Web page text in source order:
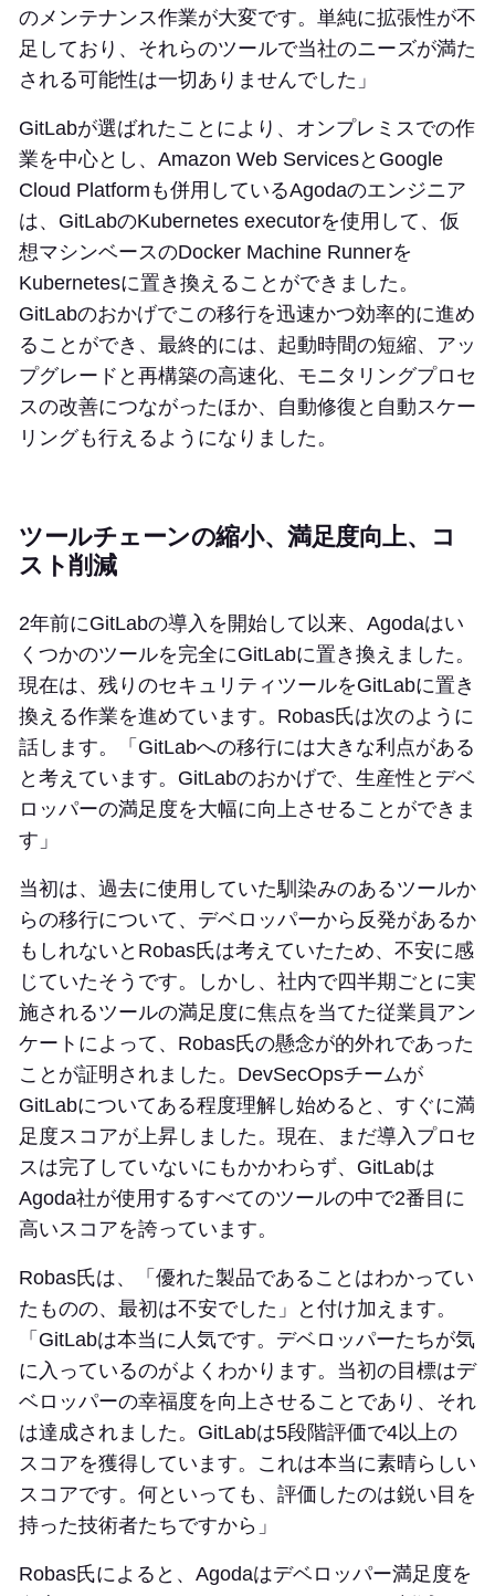
のメンテナンス作業が大変です。単純に拡張性が不
足しており、それらのツールで当社のニーズが満た
される可能性は一切ありませんでした」
GitLabが選ばれたことにより、オンプレミスでの作
業を中心とし、Amazon Web ServicesとGoogle
Cloud Platformも併用しているAgodaのエンジニア
は、GitLabのKubernetes executorを使用して、仮
想マシンベースのDocker Machine Runnerを
Kubernetesに置き換えることができました。
GitLabのおかげでこの移行を迅速かつ効率的に進め
ることができ、最終的には、起動時間の短縮、アッ
プグレードと再構築の高速化、モニタリングプロセ
スの改善につながったほか、自動修復と自動スケー
リングも行えるようになりました。
ツールチェーンの縮小、満足度向上、コ
スト削減
2年前にGitLabの導入を開始して以来、Agodaはい
くつかのツールを完全にGitLabに置き換えました。
現在は、残りのセキュリティツールをGitLabに置き
換える作業を進めています。Robas氏は次のように
話します。「GitLabへの移行には大きな利点がある
と考えています。GitLabのおかげで、生産性とデベ
ロッパーの満足度を大幅に向上させることができま
す」
当初は、過去に使用していた馴染みのあるツールか
らの移行について、デベロッパーから反発があるか
もしれないとRobas氏は考えていたため、不安に感
じていたそうです。しかし、社内で四半期ごとに実
施されるツールの満足度に焦点を当てた従業員アン
ケートによって、Robas氏の懸念が的外れであった
ことが証明されました。DevSecOpsチームが
GitLabについてある程度理解し始めると、すぐに満
足度スコアが上昇しました。現在、まだ導入プロセ
スは完了していないにもかかわらず、GitLabは
Agoda社が使用するすべてのツールの中で2番目に
高いスコアを誇っています。
Robas氏は、「優れた製品であることはわかってい
たものの、最初は不安でした」と付け加えます。
「GitLabは本当に人気です。デベロッパーたちが気
に入っているのがよくわかります。当初の目標はデ
ベロッパーの幸福度を向上させることであり、それ
は達成されました。GitLabは5段階評価で4以上の
スコアを獲得しています。これは本当に素晴らしい
スコアです。何といっても、評価したのは鋭い目を
持った技術者たちですから」
Robas氏によると、Agodaはデベロッパー満足度を